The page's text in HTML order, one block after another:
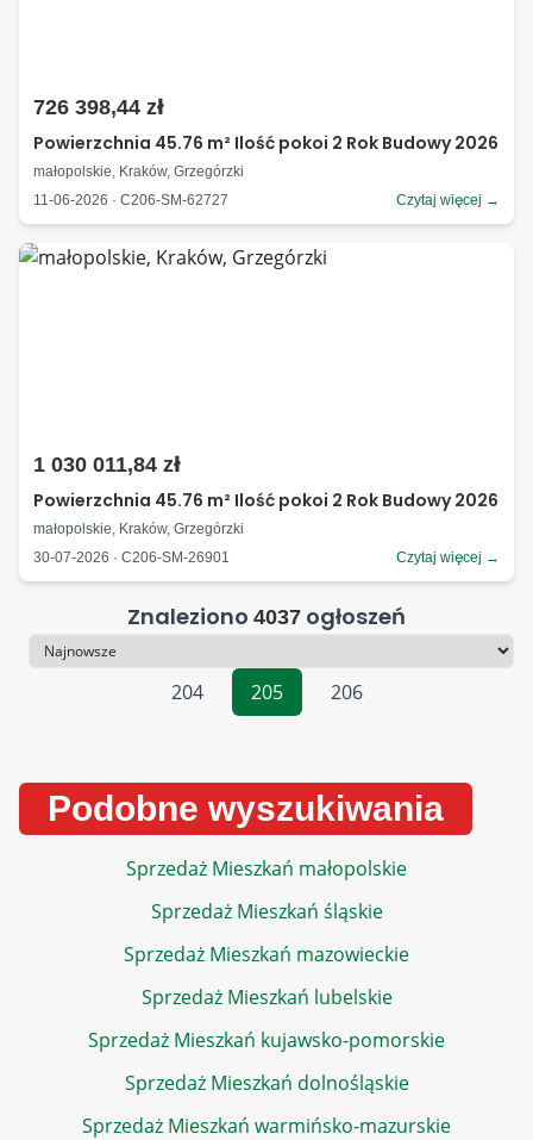
726 398,44 zł
Powierzchnia 45.76 m² Ilość pokoi 2 Rok Budowy 2026
małopolskie, Kraków, Grzegórzki
11-06-2026 · C206-SM-62727
Czytaj więcej →
1 030 011,84 zł
Powierzchnia 45.76 m² Ilość pokoi 2 Rok Budowy 2026
małopolskie, Kraków, Grzegórzki
30-07-2026 · C206-SM-26901
Czytaj więcej →
Znaleziono 4037 ogłoszeń
Sortowanie
204
205 206
Podobne wyszukiwania
Sprzedaż Mieszkań małopolskie
Sprzedaż Mieszkań śląskie
Sprzedaż Mieszkań mazowieckie
Sprzedaż Mieszkań lubelskie
Sprzedaż Mieszkań kujawsko-pomorskie
Sprzedaż Mieszkań dolnośląskie
Sprzedaż Mieszkań warmińsko-mazurskie